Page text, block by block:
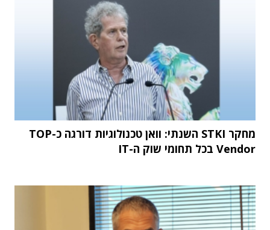
מחקר STKI השנתי: וואן טכנולוגיות דורגה כ-TOP
Vendor בכל תחומי שוק ה-IT